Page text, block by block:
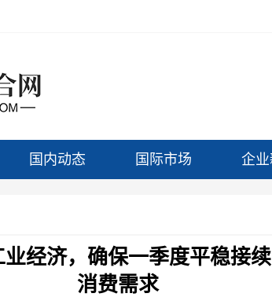
国内动态 国际市场 企业
经济，确保一季度平稳接
消费需求